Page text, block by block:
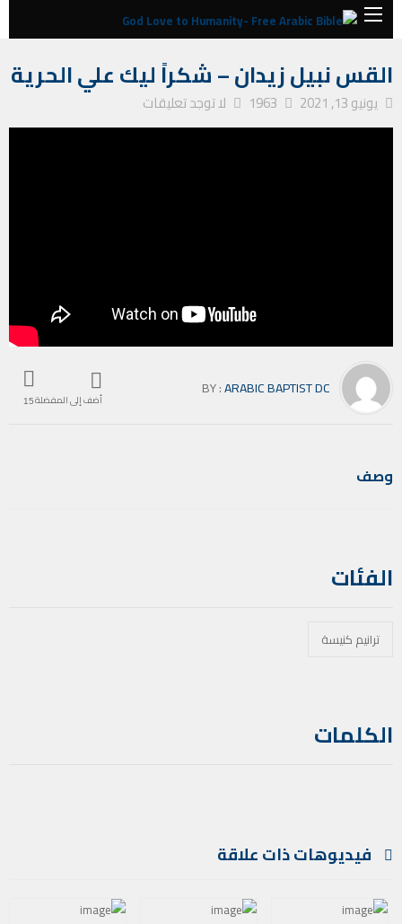
الصفحة الرئيسية ترانيم كنيسة القس نبيل زيدان – شكراً ليك علي الحرية
القس نبيل زيدان – شكراً ليك علي الحرية
يونيو 13, 2021 1963 لا توجد تعليقات
أضف إلى المفضلة15
BY :ARABIC BAPTIST DC
وصف
الفئات
ترانيم كنيسة
الكلمات
فيديوهات ذات علاقة